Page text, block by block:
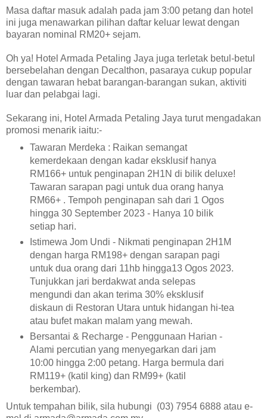
Masa daftar masuk adalah pada jam 3:00 petang dan hotel
ini juga menawarkan pilihan daftar keluar lewat dengan
bayaran nominal RM20+ sejam.
Oh ya! Hotel Armada Petaling Jaya juga terletak betul-betul
bersebelahan dengan Decalthon, pasaraya cukup popular
dengan tawaran hebat barangan-barangan sukan, aktiviti
luar dan pelabgai lagi.
Sekarang ini, Hotel Armada Petaling Jaya turut mengadakan
promosi menarik iaitu:-
Tawaran Merdeka : Raikan semangat
kemerdekaan dengan kadar eksklusif hanya
RM166+ untuk penginapan 2H1N di bilik deluxe!
Tawaran sarapan pagi untuk dua orang hanya
RM66+ . Tempoh penginapan sah dari 1 Ogos
hingga 30 September 2023 - Hanya 10 bilik
setiap hari.
Istimewa Jom Undi - Nikmati penginapan 2H1M
dengan harga RM198+ dengan sarapan pagi
untuk dua orang dari 11hb hingga13 Ogos 2023.
Tunjukkan jari berdakwat anda selepas
mengundi dan akan terima 30% eksklusif
diskaun di Restoran Utara untuk hidangan hi-tea
atau bufet makan malam yang mewah.
Bersantai & Recharge - Penggunaan Harian -
Alami percutian yang menyegarkan dari jam
10:00 hingga 2:00 petang. Harga bermula dari
RM119+ (katil king) dan RM99+ (katil
berkembar).
Untuk tempahan bilik, sila hubungi (03) 7954 6888 atau e-